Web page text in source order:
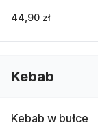
44,90 zł
Kebab
Kebab w bułce